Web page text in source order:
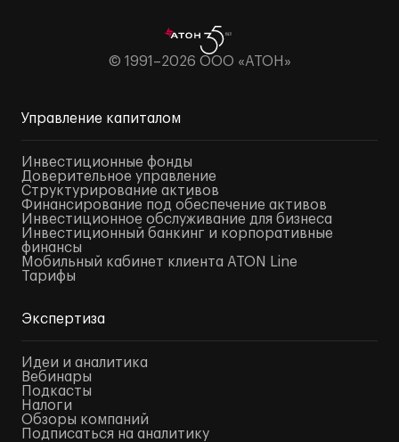
© 1991–2026 ООО «АТОН»
Управление капиталом
Инвестиционные фонды
Доверительное управление
Структурирование активов
Финансирование под обеспечение активов
Инвестиционное обслуживание для бизнеса
Инвестиционный банкинг и корпоративные
финансы
Мобильный кабинет клиента ATON Line
Тарифы
Экспертиза
Идеи и аналитика
Вебинары
Подкасты
Налоги
Обзоры компаний
Подписаться на аналитику